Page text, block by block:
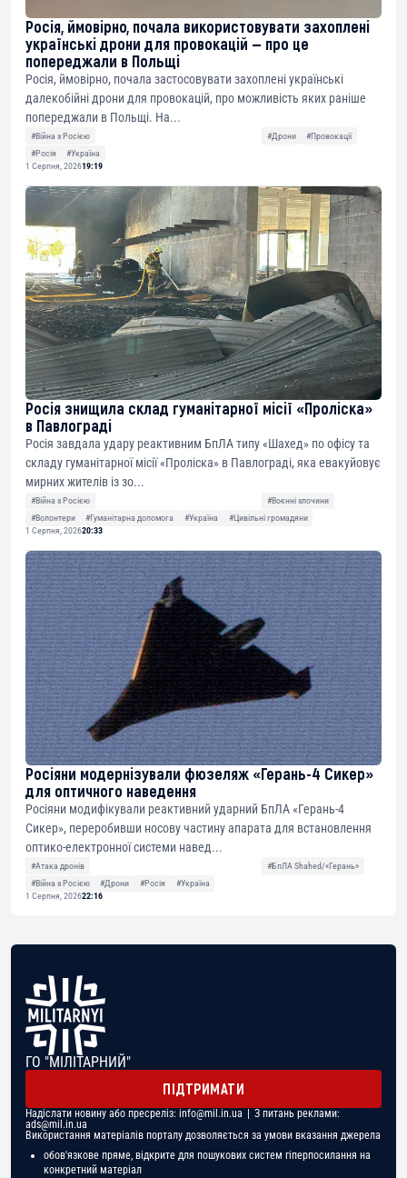
Росія, ймовірно, почала використовувати захоплені
українські дрони для провокацій — про це
попереджали в Польщі
Росія, ймовірно, почала застосовувати захоплені українські
далекобійні дрони для провокацій, про можливість яких раніше
попереджали в Польщі. На...
#Війна з Росією #Дрони
#Провокації
#Росія
#Україна
1 Серпня, 202619:19
Росія знищила склад гуманітарної місії «Проліска»
в Павлограді
Росія завдала удару реактивним БпЛА типу «Шахед» по офісу та
складу гуманітарної місії «Проліска» в Павлограді, яка евакуйовує
мирних жителів із зо...
#Війна з Росією
#Воєнні злочини
#Волонтери
#Гуманітарна допомога #Україна
#Цивільні громадяни
1 Серпня, 202620:33
Росіяни модернізували фюзеляж «Герань-4 Сикер»
для оптичного наведення
Росіяни модифікували реактивний ударний БпЛА «Герань-4
Сикер», переробивши носову частину апарата для встановлення
оптико-електронної системи навед...
#Атака дронів
#БпЛА Shahed/«Герань»
#Війна з Росією
#Дрони #Росія
#Україна
1 Серпня, 202622:16
ГО "МІЛІТАРНИЙ"
ПІДТРИМАТИ
Надіслати новину або пресреліз: info@mil.in.ua | З питань реклами:
ads@mil.in.ua
Використання матеріалів порталу дозволяється за умови вказання джерела
обов'язкове пряме, відкрите для пошукових систем гіперпосилання на
конкретний матеріал